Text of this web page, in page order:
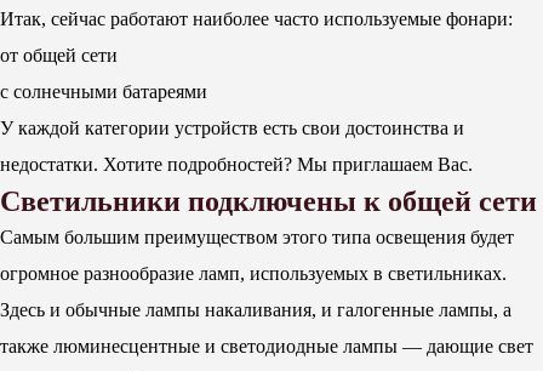
Итак, сейчас работают наиболее часто используемые фонари:
от общей сети
с солнечными батареями
У каждой категории устройств есть свои достоинства и
недостатки. Хотите подробностей? Мы приглашаем Вас.
Светильники подключены к общей сети
Самым большим преимуществом этого типа освещения будет
огромное разнообразие ламп, используемых в светильниках.
Здесь и обычные лампы накаливания, и галогенные лампы, а
также люминесцентные и светодиодные лампы — дающие свет